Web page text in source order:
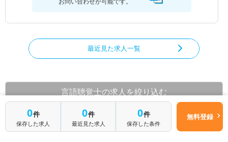
最近見た求人一覧
0件
保存した求人
0件
最近見た求人
0件
保存した条件
無料登録
言語聴覚士の求人を絞り込む
都道府県から言語聴覚士の求人を探す
北海道 青森県
岩手県